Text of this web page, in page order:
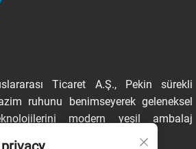
Ticaret A.Ş., Pekin sürekli
ruhunu benimseyerek geleneksel
modern yeşil ambalaj